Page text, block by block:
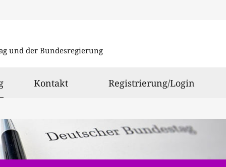
und der Bundesregierung
ausgewählt
Kontakt Registrierung/Login